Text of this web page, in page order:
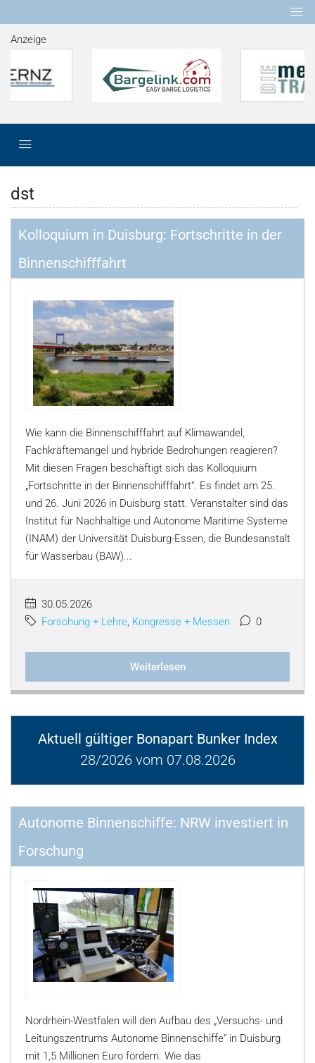
Anzeige
dst
Kolloquium in Duisburg: Fortschritte in der
Binnenschifffahrt
Wie kann die Binnenschifffahrt auf Klimawandel,
Fachkräftemangel und hybride Bedrohungen reagieren?
Mit diesen Fragen beschäftigt sich das Kolloquium
„Fortschritte in der Binnenschifffahrt“. Es findet am 25.
und 26. Juni 2026 in Duisburg statt. Veranstalter sind das
Institut für Nachhaltige und Autonome Maritime Systeme
(INAM) der Universität Duisburg-Essen, die Bundesanstalt
für Wasserbau (BAW)...
30.05.2026
Forschung + Lehre, Kongresse + Messen 0
Weiterlesen
Aktuell gültiger Bonapart Bunker Index
28/2026 vom 07.08.2026
Autonome Binnenschiffe: NRW investiert in
Forschung
Nordrhein-Westfalen will den Aufbau des „Versuchs- und
Leitungszentrums Autonome Binnenschiffe“ in Duisburg
mit 1,5 Millionen Euro fördern. Wie das